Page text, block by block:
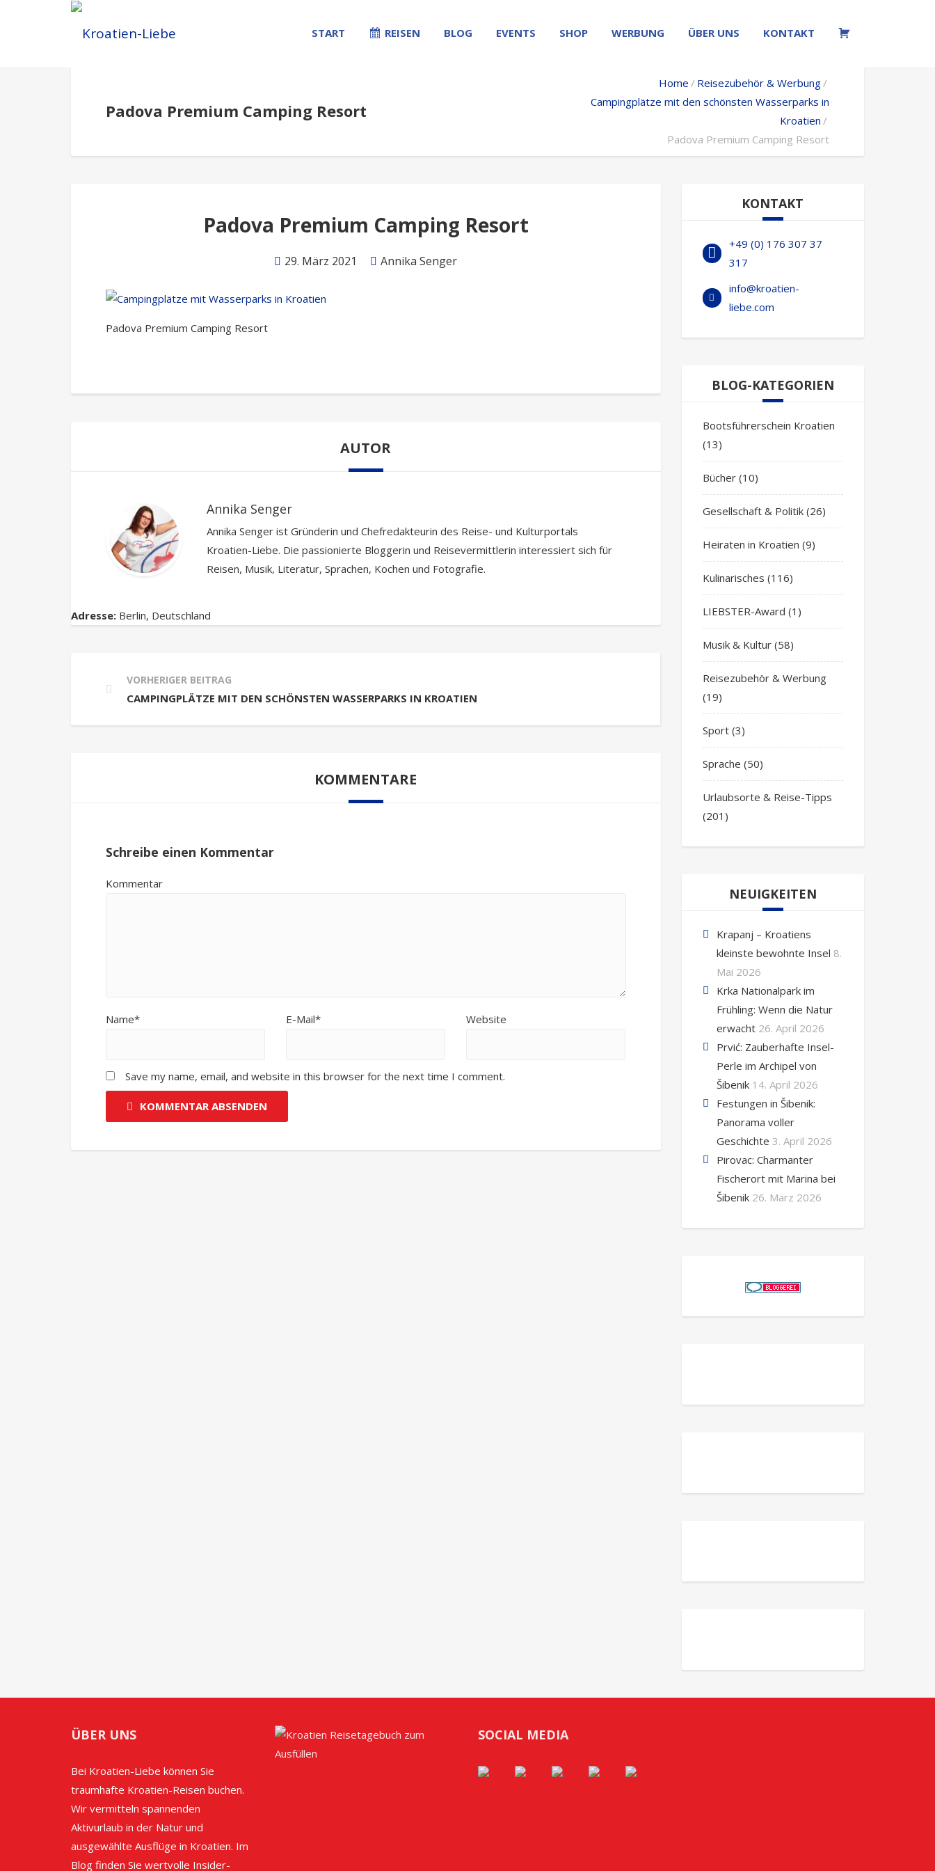
START REISEN BLOG EVENTS SHOP WERBUNG ÜBER UNS KONTAKT
Padova Premium Camping Resort
Home
Reisezubehör & Werbung
Campingplätze mit den schönsten Wasserparks in
Kroatien
Padova Premium Camping Resort
Padova Premium Camping Resort
29. März 2021 Annika Senger
Padova Premium Camping Resort
AUTOR
Annika Senger
Annika Senger ist Gründerin und Chefredakteurin des Reise- und Kulturportals
Kroatien-Liebe. Die passionierte Bloggerin und Reisevermittlerin interessiert sich für
Reisen, Musik, Literatur, Sprachen, Kochen und Fotografie.
Adresse: Berlin, Deutschland
VORHERIGER BEITRAG
CAMPINGPLÄTZE MIT DEN SCHÖNSTEN WASSERPARKS IN KROATIEN
KOMMENTARE
Schreibe einen Kommentar
Kommentar
Name* E-Mail* Website
Save my name, email, and website in this browser for the next time I comment.
KOMMENTAR ABSENDEN
KONTAKT
+49 (0) 176 307 37
317
info@kroatien-
liebe.com
BLOG-KATEGORIEN
Bootsführerschein Kroatien
(13)
Bücher(10)
Gesellschaft & Politik(26)
Heiraten in Kroatien (9)
Kulinarisches (116)
LIEBSTER-Award (1)
Musik & Kultur(58)
Reisezubehör & Werbung
(19)
Sport(3)
Sprache (50)
Urlaubsorte & Reise-Tipps
(201)
NEUIGKEITEN
Krapanj – Kroatiens
kleinste bewohnte Insel 8.
Mai 2026
Krka Nationalpark im
Frühling: Wenn die Natur
erwacht 26. April 2026
Prvić: Zauberhafte Insel-
Perle im Archipel von
Šibenik 14. April 2026
Festungen in Šibenik:
Panorama voller
Geschichte 3. April 2026
Pirovac: Charmanter
Fischerort mit Marina bei
Šibenik 26. März 2026
ÜBER UNS
Bei Kroatien-Liebe können Sie
traumhafte Kroatien-Reisen buchen.
Wir vermitteln spannenden
Aktivurlaub in der Natur und
ausgewählte Ausflüge in Kroatien. Im
Blog finden Sie wertvolle Insider-
SOCIAL MEDIA